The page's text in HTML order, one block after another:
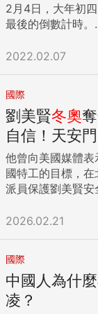
2月4日，大年初
最後的倒數計時。
2022.02.07
國際
劉美賢冬奧
自信！天安
他曾向美國媒體
國特工的目標，在
派員保護劉美賢安
2026.02.21
國際
中國人為什
凌？